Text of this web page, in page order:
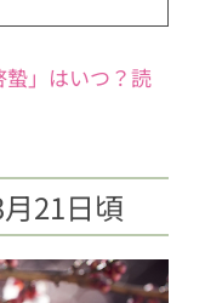
」はいつ？読
21日頃